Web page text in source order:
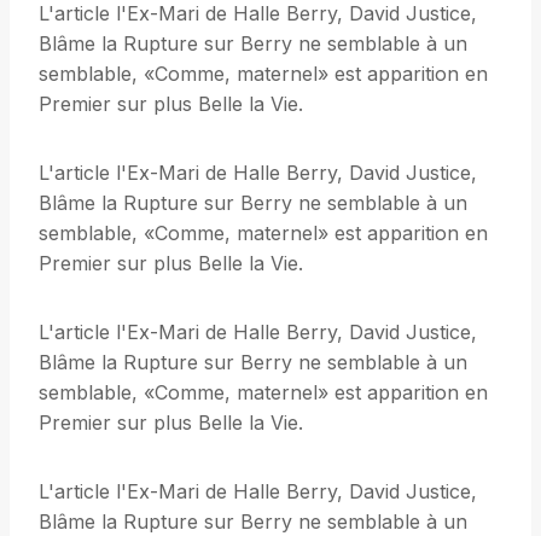
L'article l'Ex-Mari de Halle Berry, David Justice,
Blâme la Rupture sur Berry ne semblable à un
semblable, «Comme, maternel» est apparition en
Premier sur plus Belle la Vie.
L'article l'Ex-Mari de Halle Berry, David Justice,
Blâme la Rupture sur Berry ne semblable à un
semblable, «Comme, maternel» est apparition en
Premier sur plus Belle la Vie.
L'article l'Ex-Mari de Halle Berry, David Justice,
Blâme la Rupture sur Berry ne semblable à un
semblable, «Comme, maternel» est apparition en
Premier sur plus Belle la Vie.
L'article l'Ex-Mari de Halle Berry, David Justice,
Blâme la Rupture sur Berry ne semblable à un